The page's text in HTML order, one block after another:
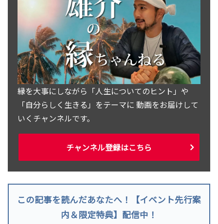
縁を大事にしながら「人生についてのヒント」や
「自分らしく生きる」をテーマに 動画をお届けして
いくチャンネルです。
チャンネル登録はこちら
この記事を読んだあなたへ！【イベント先行案
内＆限定特典】配信中！